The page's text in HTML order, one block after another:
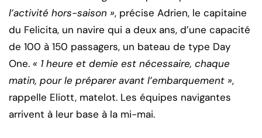
l’activité hors-saison », précise Adrien, le capitaine
du Felicita, un navire qui a deux ans, d’une capacité
de 100 à 150 passagers, un bateau de type Day
One. « 1 heure et demie est nécessaire, chaque
matin, pour le préparer avant l’embarquement »,
rappelle Eliott, matelot. Les équipes navigantes
arrivent à leur base à la mi-mai.